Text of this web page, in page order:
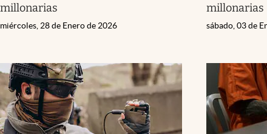
millonarias
miércoles, 28 de Enero de 2026
millonarias
sábado, 03 de